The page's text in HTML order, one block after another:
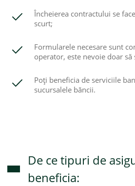
Încheierea contractului se
scurt;
Formularele necesare sunt
operator, este nevoie doar să
Poţi beneficia de serviciile
sucursalele băncii.
De ce tipuri de
beneficia: